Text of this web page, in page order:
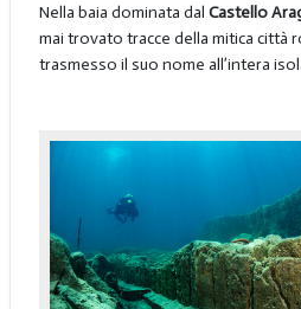
Nella baia dominata dal Castello
mai trovato tracce della mitica città
trasmesso il suo nome all’intera